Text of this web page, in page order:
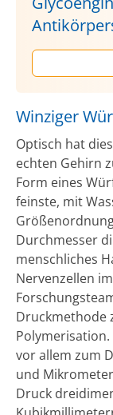
Winziger
Optisch hat
echten Gehirn
Form eines
feinste, mit
Durchmesser
menschliches
Nervenzellen
Druckmethode
vor allem zum
und
Druck